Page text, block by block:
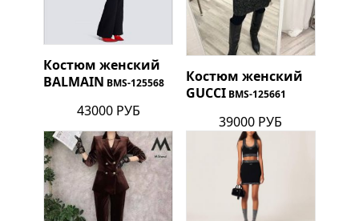
Костюм женский
BALMAIN BMS-125568
43000 РУБ
Костюм женский
GUCCI BMS-125661
39000 РУБ